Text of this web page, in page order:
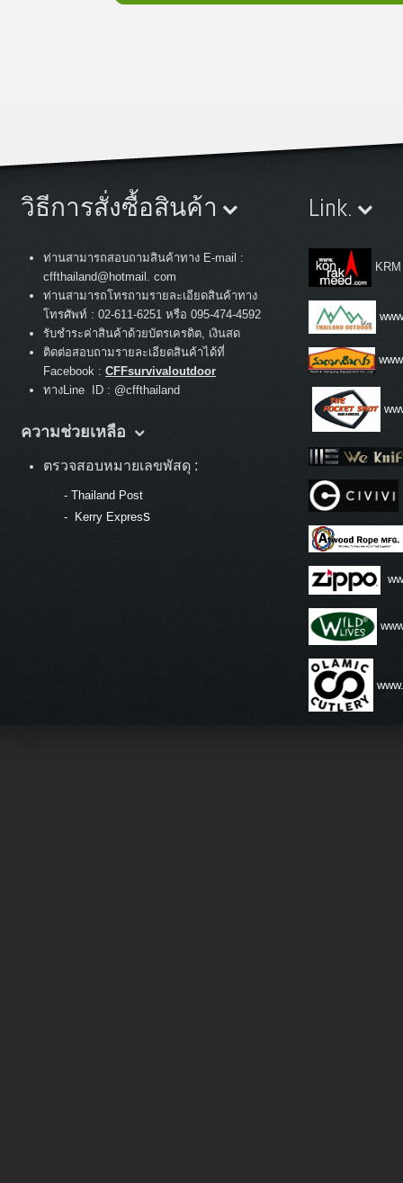
วิธีการสั่งซื้อสินค้า
ท่านสามารถสอบถามสินค้าทาง E-mail :
cffthailand@hotmail. com
ท่านสามารถโทรถามรายละเอียดสินค้าทาง
โทรศัพท์ : 02-611-6251 หรือ 095-474-4592
รับชำระค่าสินค้าด้วยบัตรเครดิต, เงินสด
ติดต่อสอบถามรายละเอียดสินค้าได้ที่
Facebook : CFFsurvivaloutdoor
ทางLine ID : @cffthailand
ความช่วยเหลือ
ตรวจสอบหมายเลขพัสดุ :
- Thailand Post
-
Kerry Express
Link.
KRM